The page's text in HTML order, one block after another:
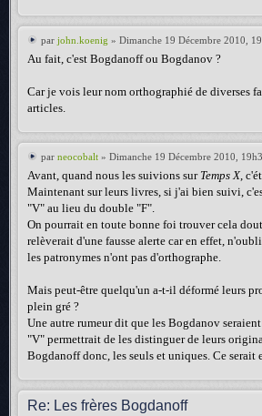
par john.koenig » Dimanche 19 Décembre 2010,
Au fait, c'est Bogdanoff ou Bogdanov ?
Car je vois leur nom orthographié de diverses
articles.
par neocobalt » Dimanche 19 Décembre 2010,
Avant, quand nous les suivions sur Temps X,
Maintenant sur leurs livres, si j'ai bien suivi,
"V" au lieu du double "F".
On pourrait en toute bonne foi trouver cela
relèverait d'une fausse alerte car en effet,
les patronymes n'ont pas d'orthographe.
Mais peut-être quelqu'un a-t-il déformé leurs
plein gré ?
Une autre rumeur dit que les Bogdanov
"V" permettrait de les distinguer de leurs
Bogdanoff donc, les seuls et uniques. Ce serait
Re: Les frères Bogdanoff